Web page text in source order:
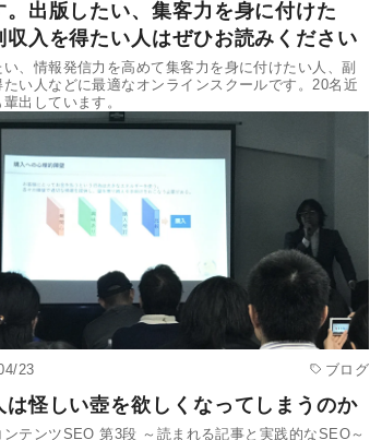
。出版したい、集客力を身に付けた
収入を得たい人はぜひお読みください
い、情報発信力を高めて集客力を身に付けたい人、副
たい人などに最適なオンラインスクールです。20名近
出しています。
23 ブログ
は怪しい壺を欲しくなってしまうのか
ンテンツSEO 第3段 ～読まれる記事と実践的なSEO～